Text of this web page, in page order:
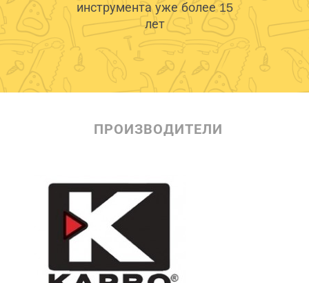
инструмента уже более 15
лет
ПРОИЗВОДИТЕЛИ